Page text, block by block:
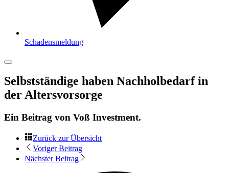
Schadensmeldung
Selbstständige haben Nachholbedarf in
der Altersvorsorge
Ein Beitrag von Voß Investment.
Zurück zur Übersicht
Voriger Beitrag
Nächster Beitrag